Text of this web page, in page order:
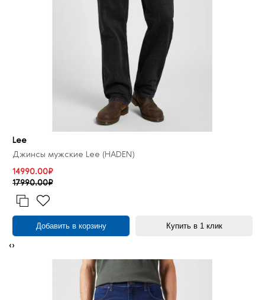
Lee
Джинсы мужские Lee (HADEN)
14990.00₽
17990.00₽
Добавить в корзину Купить в 1 клик
‹›